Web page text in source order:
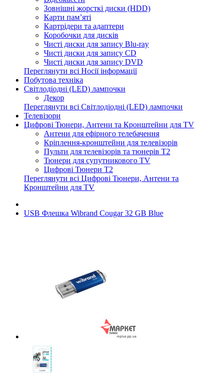
Зовнішні жорсткі диски (HDD)
Карти пам’яті
Картрідери та адаптери
Коробочки для дисків
Чисті диски для запису Blu-ray
Чисті диски для запису CD
Чисті диски для запису DVD
Переглянути всі Носії інформації
Побутова техніка
Світлодіодні (LED) лампочки
Декор
Переглянути всі Світлодіодні (LED) лампочки
Телевізори
Цифрові Тюнери, Антени та Кронштейни для TV
Антени для ефірного телебачення
Кріплення-кронштейни для телевізорів
Пульти для телевізорів та тюнерів T2
Тюнери для супутникового TV
Цифрові Тюнери T2
Переглянути всі Цифрові Тюнери, Антени та
Кронштейни для TV
USB Флешка Wibrand Cougar 32 GB Blue